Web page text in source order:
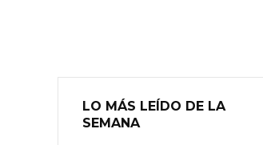
LO MÁS LEÍDO DE LA
SEMANA